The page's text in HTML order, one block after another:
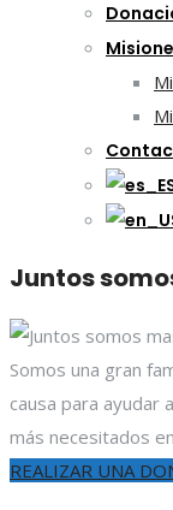
Juntos
Somos una gran
causa para ayudar
más necesitados
REALIZAR UNA